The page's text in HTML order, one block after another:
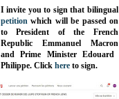
I invite you to sign that bilingual
petition which will be passed on
to President of the French
Republic Emmanuel Macron
and Prime MinisterEdouard
Philippe. Click here to sign.